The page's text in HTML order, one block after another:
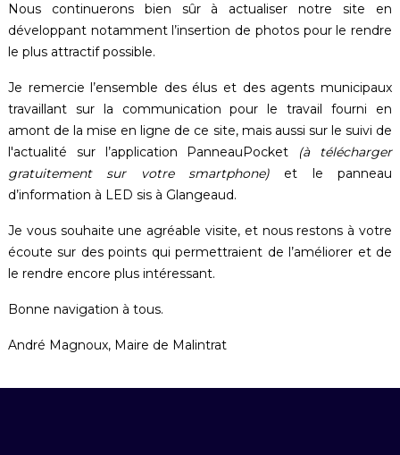
Nous continuerons bien sûr à actualiser notre site en
développant notamment l’insertion de photos pour le rendre
le plus attractif possible.
Je remercie l’ensemble des élus et des agents municipaux
travaillant sur la communication pour le travail fourni en
amont de la mise en ligne de ce site, mais aussi sur le suivi de
l'actualité sur l’application PanneauPocket (à télécharger
gratuitement sur votre smartphone)
et le panneau
d’information à LED sis à Glangeaud.
Je vous souhaite une agréable visite, et nous restons à votre
écoute sur des points qui permettraient de l’améliorer et de
le rendre encore plus intéressant.
Bonne navigation à tous.
André Magnoux, Maire de Malintrat